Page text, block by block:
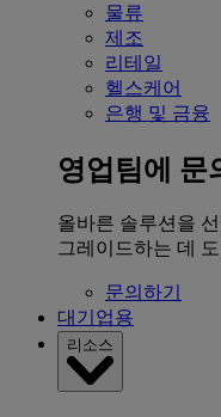
물류
제조
리테일
헬스케어
은행 및 금융
영업팀에 문
올바른 솔루션을
그레이드하는 데
문의하기
대기업용
리소스